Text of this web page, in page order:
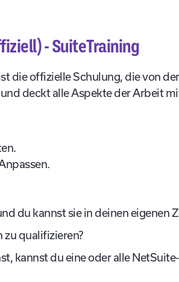
- SuiteTraining
die offizielle Schulung, die von
deckt alle Aspekte der Arbeit
du kannst sie in deinen eigenen
qualifizieren?
kannst du eine oder alle